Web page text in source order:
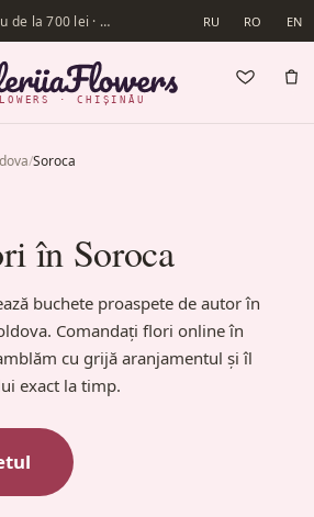
Livrare gratuită în Chișinău de la 700 lei · Livrăm în aceeași zi RU RO EN
· CHIȘINĂU
/Soroca
în Soroca
buchete proaspete de autor în
Comandați flori online în
cu grijă aranjamentul și îl
exact la timp.